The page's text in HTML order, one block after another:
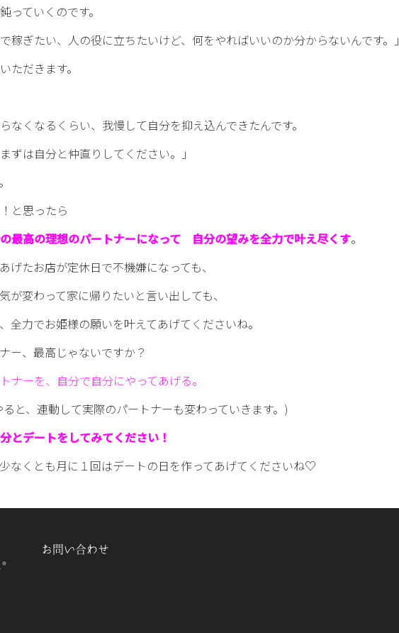
っていくのです。
稼ぎたい、人の役に立ちたいけど、何をやればいいのか分からないんです。」
ただきます。
なくなるくらい、我慢して自分を抑え込んできたんです。
ずは自分と仲直りしてください。」
と思ったら
最高の理想のパートナーになって 自分の望みを全力で叶え尽くす。
げたお店が定休日で不機嫌になっても、
が変わって家に帰りたいと言い出しても、
全力でお姫様の願いを叶えてあげてくださいね。
ー、最高じゃないですか？
ナーを、自分で自分にやってあげる。
と、連動して実際のパートナーも変わっていきます。)
とデートをしてみてください！
なくとも月に１回はデートの日を作ってあげてくださいね♡
お問い合わせ